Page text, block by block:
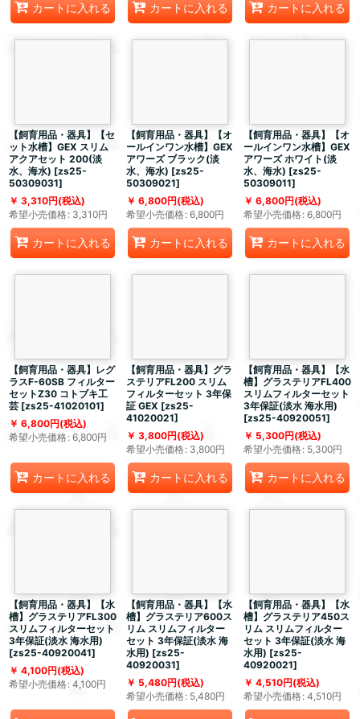
カートに入れる カートに入れる カートに入れる
【飼育用品・器具】【セ
ット水槽】GEX スリム
アクアセット 200(淡
水、海水) [zs25-
50309031]
3,310円(税込)
希望小売価格: 3,310円
カートに入れる
【飼育用品・器具】【オ
ールインワン水槽】GEX
アワーズ ブラック(淡
水、海水) [zs25-
50309021]
6,800円(税込)
希望小売価格: 6,800円
カートに入れる
【飼育用品・器具】【オ
ールインワン水槽】GEX
アワーズ ホワイト(淡
水、海水) [zs25-
50309011]
6,800円(税込)
希望小売価格: 6,800円
カートに入れる
【飼育用品・器具】レグ
ラスF-60SB フィルター
セットZ30 コトブキ工
芸 [zs25-41020101]
6,800円(税込)
希望小売価格: 6,800円
カートに入れる
【飼育用品・器具】グラ
ステリアFL200 スリム
フィルターセット 3年保
証 GEX [zs25-
41020021]
3,800円(税込)
希望小売価格: 3,800円
カートに入れる
【飼育用品・器具】【水
槽】グラステリアFL400
スリムフィルターセット
3年保証(淡水 海水用)
[zs25-40920051]
5,300円(税込)
希望小売価格: 5,300円
カートに入れる
【飼育用品・器具】【水
槽】グラステリアFL300
スリムフィルターセット
3年保証(淡水 海水用)
[zs25-40920041]
4,100円(税込)
希望小売価格: 4,100円
【飼育用品・器具】【水
槽】グラステリア600ス
リム スリムフィルター
セット 3年保証(淡水 海
水用) [zs25-
40920031]
5,480円(税込)
希望小売価格: 5,480円
【飼育用品・器具】【水
槽】グラステリア450ス
リム スリムフィルター
セット 3年保証(淡水 海
水用) [zs25-
40920021]
4,510円(税込)
希望小売価格: 4,510円